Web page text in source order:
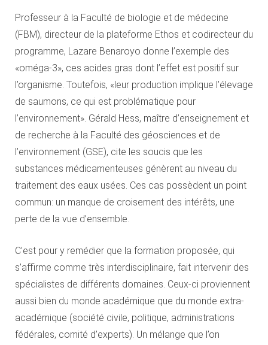
Professeur à la Faculté de biologie et de médecine
(FBM), directeur de la plateforme Ethos et codirecteur du
programme, Lazare Benaroyo donne l’exemple des
«oméga-3», ces acides gras dont l’effet est positif sur
l’organisme. Toutefois, «leur production implique l’élevage
de saumons, ce qui est problématique pour
l’environnement». Gérald Hess, maître d’enseignement et
de recherche à la Faculté des géosciences et de
l’environnement (GSE), cite les soucis que les
substances médicamenteuses génèrent au niveau du
traitement des eaux usées. Ces cas possèdent un point
commun: un manque de croisement des intérêts, une
perte de la vue d’ensemble.
C’est pour y remédier que la formation proposée, qui
s’affirme comme très interdisciplinaire, fait intervenir des
spécialistes de différents domaines. Ceux-ci proviennent
aussi bien du monde académique que du monde extra-
académique (société civile, politique, administrations
fédérales, comité d’experts). Un mélange que l’on